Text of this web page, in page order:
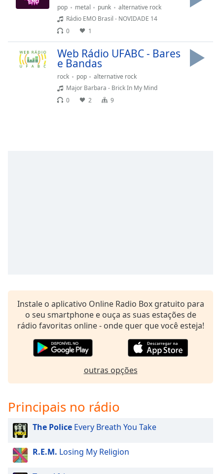
Escape
Caption
Background
Color
Font
Text
Edge
pop metal punk
alternative rock
Rádio EMO Brasil - NOVIDADE 14
0
1
Web Rádio UFABC - Bares
e Bandas
rock pop
alternative rock
Major Barbara - Brick In My Mind
0
2 9
Instale o aplicativo Online Radio Box gratuito para
o seu smartphone e ouça as suas estações de
rádio favoritas online - onde quer que você esteja!
outras opções
Principais no rádio
The Police Every Breath You Take
R.E.M. Losing My Religion